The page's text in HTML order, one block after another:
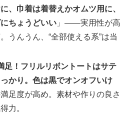
、巾着は着替えかオムツ用に、
ちょうどいい 」――実用性が高
うんうん、“全部使える系”は当
足！フリルリボントートはサテ
かり。色は黒でオンオフいけ
足度が高め。素材や作りの良さ
力。